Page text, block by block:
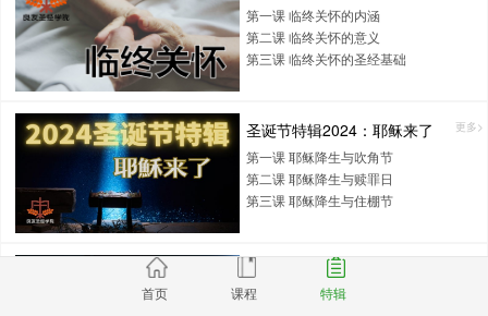
第一课 临终关怀的内涵
第二课 临终关怀的意义
第三课 临终关怀的圣经基础
圣诞节特辑2024：耶稣来了 更多>
第一课 耶稣降生与吹角节
第二课 耶稣降生与赎罪日
第三课 耶稣降生与住棚节
哀伤辅导
第一课 失去，可以疗愈
首页 课程 特辑